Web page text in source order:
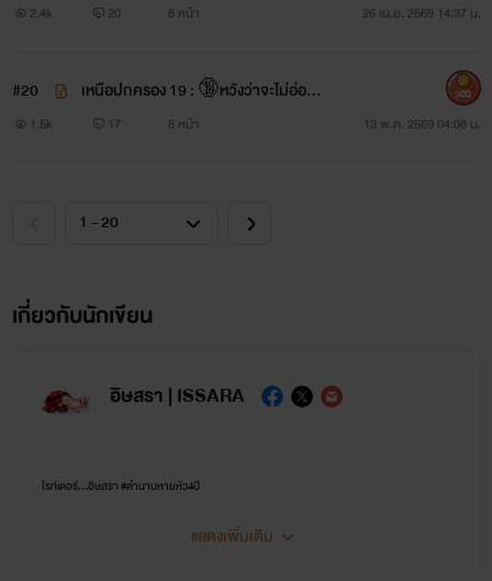
2.4k 20 8 หน้า 26 เม.ย. 2569 14:37 น.
#20
เหนือปกครอง 19 : 🔞หวังว่าจะไม่อ่อน
หัด
1.5k 17 8 หน้า 13 พ.ค. 2569 04:08 น.
300
เกี่ยวกับนักเขียน
อิษสรา | ISSARA
ไรท์เตอร์...อิษสรา #ตำนานหายหัว4ปี
แสดงเพิ่มเติม